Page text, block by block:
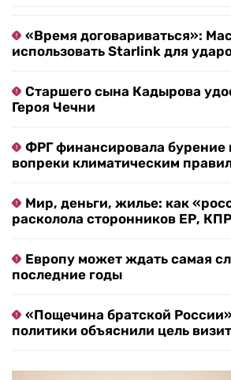
«Время договариваться»:
использовать Starlink для
Старшего сына Кадырова
Героя Чечни
ФРГ финансировала бурение
вопреки климатическим
Мир, деньги, жилье: как
расколола сторонников ЕР,
Европу может ждать самая
последние годы
«Пощечина братской
политики объяснили цель